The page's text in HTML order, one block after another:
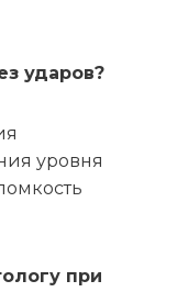
ударов?
уровня
при